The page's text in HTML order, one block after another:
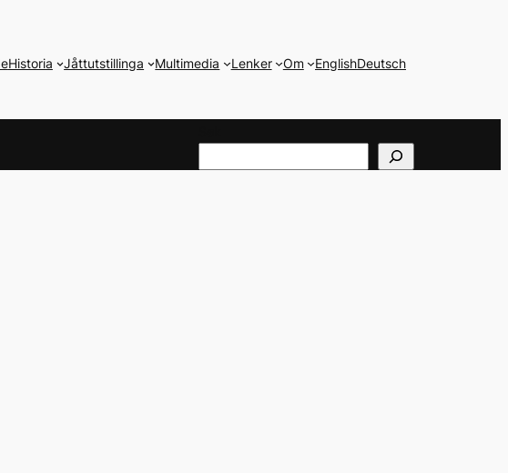
Historia Jåttutstillinga Multimedia Lenker Om EnglishDeutsch